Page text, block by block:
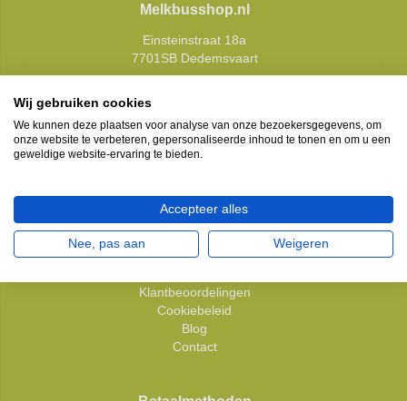
Melkbusshop.nl
Einsteinstraat 18a
7701SB Dedemsvaart
Klantenservice
Algemene voorwaarden
Privacy Policy
Betaalmethoden
Verzenden & retourneren
Klantbeoordelingen
Cookiebeleid
Blog
Contact
Wij gebruiken cookies
We kunnen deze plaatsen voor analyse van onze bezoekersgegevens, om
onze website te verbeteren, gepersonaliseerde inhoud te tonen en om u een
geweldige website-ervaring te bieden.
Accepteer alles
Nee, pas aan Weigeren